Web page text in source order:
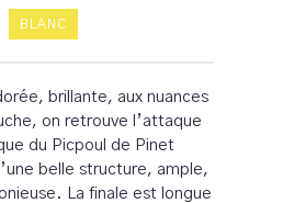
BLANC
brillante, aux nuances
on retrouve l’attaque
du Picpoul de Pinet
belle structure, ample,
La finale est longue